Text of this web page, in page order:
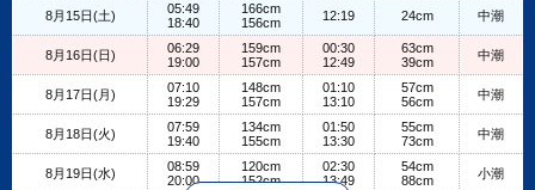
8月15日(土)
05:49
18:40
166cm
156cm
12:19 24cm 中潮
8月16日(日)
06:29
19:00
159cm
157cm
00:30
12:49
63cm
39cm
中潮
8月17日(月)
07:10
19:29
148cm
157cm
01:10
13:10
57cm
56cm
中潮
8月18日(火)
07:59
19:40
134cm
155cm
01:50
13:30
55cm
73cm
中潮
8月19日(水)
08:59
20:00
120cm
152cm
02:30
13:49
54cm
88cm
小潮